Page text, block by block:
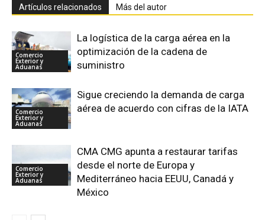
Artículos relacionados Más del autor
Comercio
Exterior y
Aduanas
La logística de la carga aérea en la
optimización de la cadena de
suministro
Comercio
Exterior y
Aduanas
Sigue creciendo la demanda de carga
aérea de acuerdo con cifras de la IATA
Comercio
Exterior y
Aduanas
CMA CMG apunta a restaurar tarifas
desde el norte de Europa y
Mediterráneo hacia EEUU, Canadá y
México